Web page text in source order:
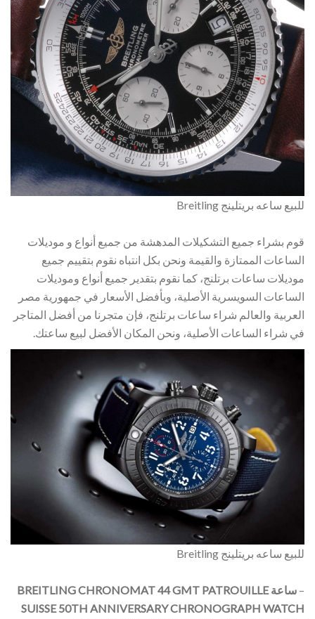
للبيع ساعه بريتلينج Breitling
قوم بشراء جميع التشكيلات المدهشة من جميع أنواع و موديلات
الساعات الممتازة والقيمة ونحن بكل انتباه نقوم بتقييم جميع
موديلات ساعات برتلنج، كما نقوم بتقدير جميع أنواع وموديلات
الساعات السويسرية الأصلية، وبأفضل الأسعار في جمهورية مصر
العربية والعالم شراء ساعات برتلنج، فإن متجرنا من أفضل المتاجر
في شراء الساعات الأصلية، ونحن المكان الأفضل لبيع ساعتك.
للبيع ساعه بريتلينج Breitling
–
ساعة BREITLING CHRONOMAT 44 GMT PATROUILLE
SUISSE 50TH ANNIVERSARY CHRONOGRAPH WATCH